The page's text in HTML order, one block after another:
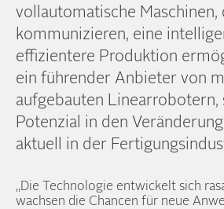
vollautomatische
kommunizieren, eine
effizientere Produktion
ein führender Anbieter von
aufgebauten Linearrobotern,
Potenzial in den
aktuell in der
„Die Technologie entwickelt sich
wachsen die Chancen für neue